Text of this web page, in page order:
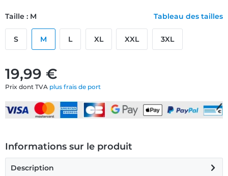
19,99 €
Prix dont TVA plus frais de port
Taille : M Tableau des tailles
S M L XL XXL 3XL
Informations sur le produit
Description